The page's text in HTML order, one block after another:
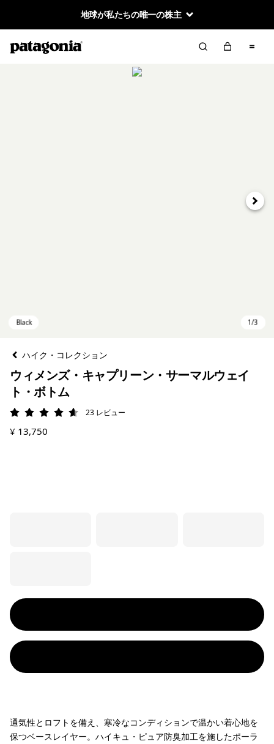
地球が私たちの唯一の株主
次へ
ハイク・コレクション
ウィメンズ・キャプリーン・サーマルウェイ
ト・ボトム
評価: 4.6 / 5
23 レビュー
¥ 13,750
通気性とロフトを備え、寒冷なコンディションで温かい着心地を
保つベースレイヤー。ハイキュ・ピュア防臭加工を施したポーラ